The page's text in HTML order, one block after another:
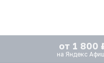
от 1 800
на Яндекс